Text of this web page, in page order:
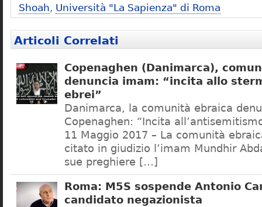
Shoah, Università "La Sapienza" di Roma
Articoli Correlati
Copenaghen (Danimarca),
denuncia imam: “incita allo
ebrei”
Danimarca, la comunità ebraica
Copenaghen: “Incita
11 Maggio 2017 – La comunità
citato in giudizio l’imam Mundhir
sue preghiere […]
Roma: M5S sospende Antonio
candidato negazionista